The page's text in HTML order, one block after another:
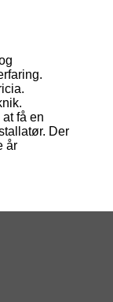
få en
Der
år